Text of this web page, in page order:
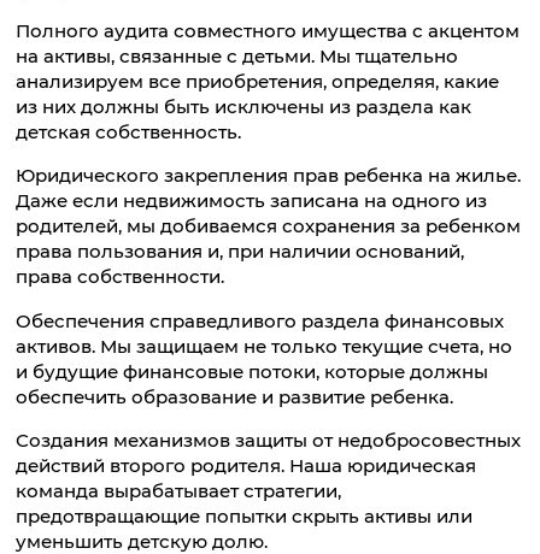
Полного аудита совместного имущества с акцентом
на активы, связанные с детьми. Мы тщательно
анализируем все приобретения, определяя, какие
из них должны быть исключены из раздела как
детская собственность.
Юридического закрепления прав ребенка на жилье.
Даже если недвижимость записана на одного из
родителей, мы добиваемся сохранения за ребенком
права пользования и, при наличии оснований,
права собственности.
Обеспечения справедливого раздела финансовых
активов. Мы защищаем не только текущие счета, но
и будущие финансовые потоки, которые должны
обеспечить образование и развитие ребенка.
Создания механизмов защиты от недобросовестных
действий второго родителя. Наша юридическая
команда вырабатывает стратегии,
предотвращающие попытки скрыть активы или
уменьшить детскую долю.